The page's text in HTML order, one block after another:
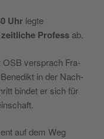
Uhr legte
zeit­li­che Pro­fess ab.
OSB ver­sprach Fra­
in der Nach­
bin­det er sich für
auf dem Weg